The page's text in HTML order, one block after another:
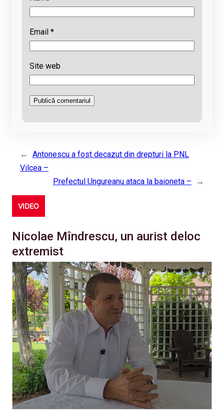
Email *
Site web
←
Antonescu a fost decazut din drepturi la PNL
Vilcea –
Prefectul Ungureanu ataca la baioneta –
→
VIDEO
Nicolae Mîndrescu, un aurist deloc
extremist